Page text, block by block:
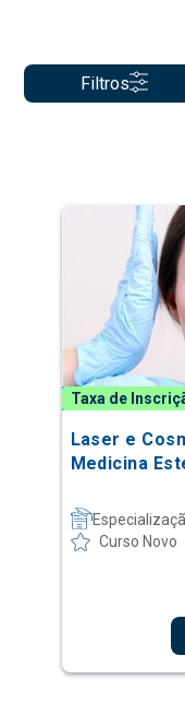
Filtros
Taxa de
Laser e
Medicina
Curso Novo